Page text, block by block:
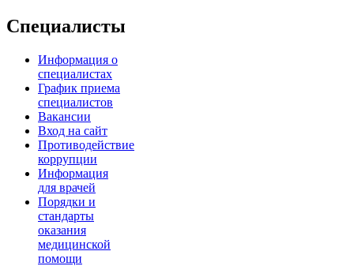
Специалисты
Информация о
специалистах
График приема
специалистов
Вакансии
Вход на сайт
Противодействие
коррупции
Информация
для врачей
Порядки и
стандарты
оказания
медицинской
помощи